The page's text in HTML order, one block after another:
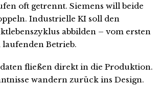
oft getrennt. Siemens will beide
Industrielle KI soll den
abbilden – vom ersten
Betrieb.
fließen direkt in die Produktion.
wandern zurück ins Design.